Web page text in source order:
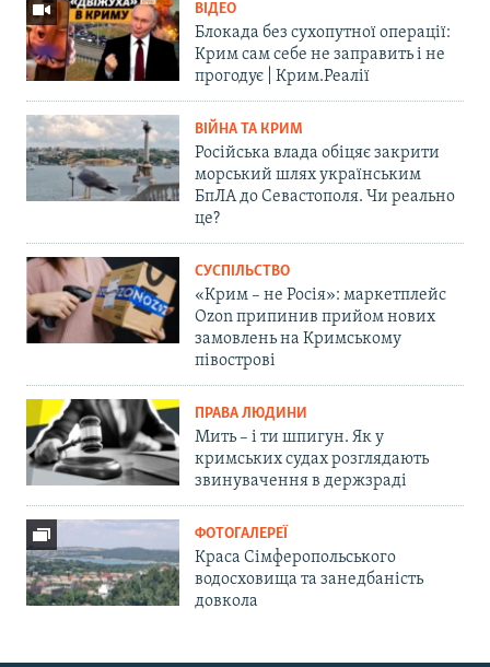
ВІДЕО
Блокада без сухопутної операції:
Крим сам себе не заправить і не
прогодує | Крим.Реалії
ВІЙНА ТА КРИМ
Російська влада обіцяє закрити
морський шлях українським
БпЛА до Севастополя. Чи реально
це?
СУСПІЛЬСТВО
«Крим – не Росія»: маркетплейс
Ozon припинив прийом нових
замовлень на Кримському
півострові
ПРАВА ЛЮДИНИ
Мить – і ти шпигун. Як у
кримських судах розглядають
звинувачення в держзраді
ФОТОГАЛЕРЕЇ
Краса Сімферопольського
водосховища та занедбаність
довкола